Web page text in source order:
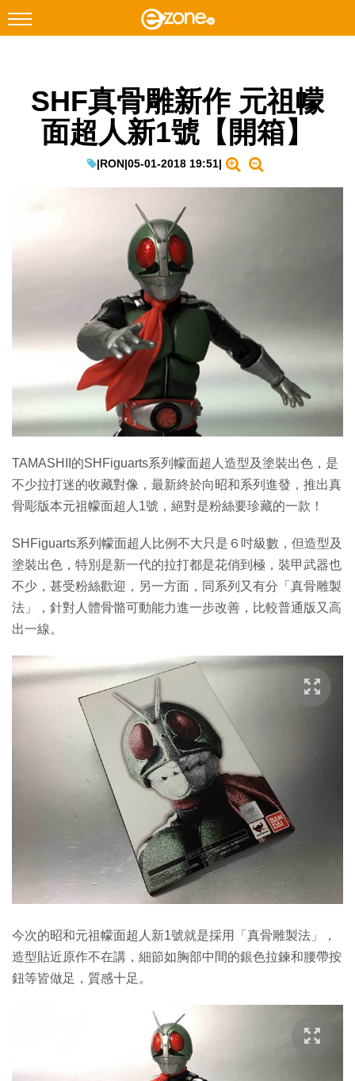
Facebook Instagram
科技焦點
生成式AI與雲端應用
Enterprise Digital Transformation
SHF真骨雕新作 元祖幪
面超人新1號【開箱】
|RON|05-01-2018 19:51|
TAMASHII的SHFiguarts系列幪面超人造型及塗裝出色，是
不少拉打迷的收藏對像，最新終於向昭和系列進發，推出真
骨彫版本元祖幪面超人1號，絕對是粉絲要珍藏的一款！
SHFiguarts系列幪面超人比例不大只是６吋級數，但造型及
塗裝出色，特別是新一代的拉打都是花俏到極，裝甲武器也
不少，甚受粉絲歡迎，另一方面，同系列又有分「真骨雕製
法」，針對人體骨骼可動能力進一步改善，比較普通版又高
出一線。
今次的昭和元祖幪面超人新1號就是採用「真骨雕製法」，
造型貼近原作不在講，細節如胸部中間的銀色拉鍊和腰帶按
鈕等皆做足，質感十足。